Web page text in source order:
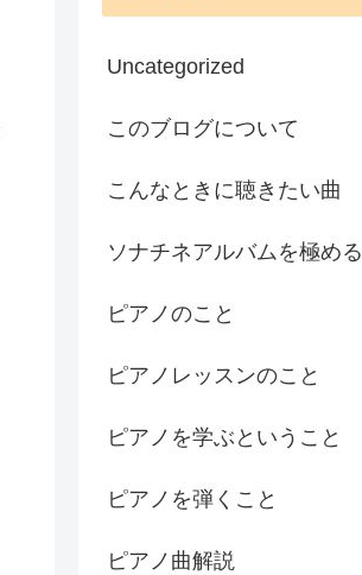
Uncategorized
このブログについて
こんなときに聴きたい曲
ソナチネアルバムを極める
ピアノのこと
ピアノレッスンのこと
ピアノを学ぶということ
ピアノを弾くこと
ピアノ曲解説